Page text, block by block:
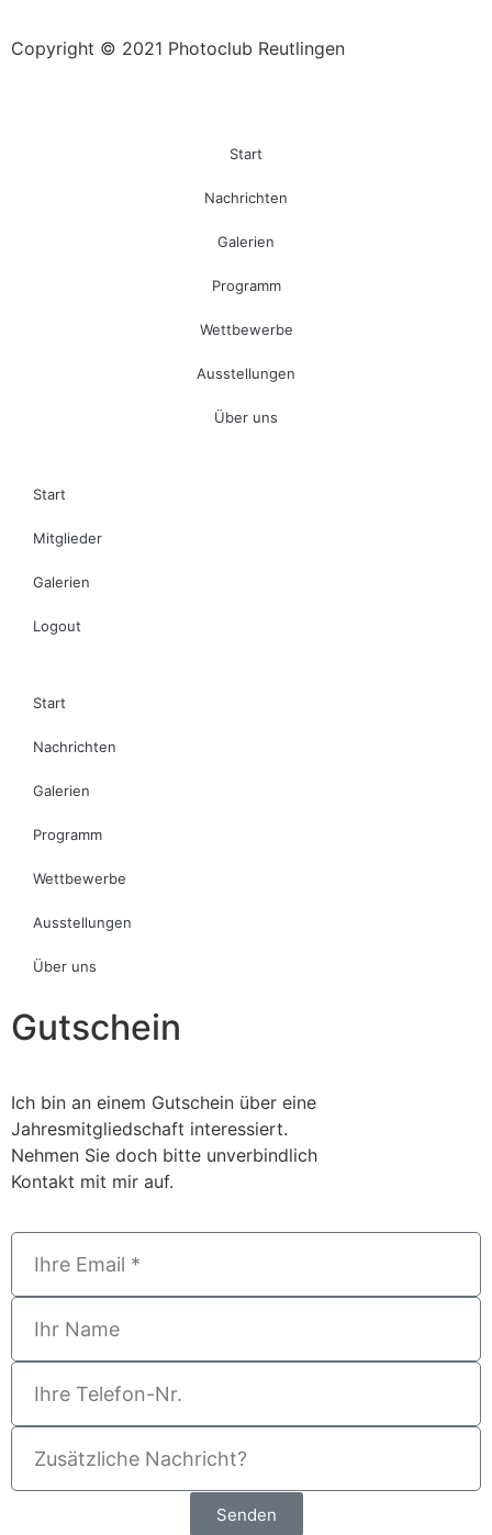
Copyright © 2021 Photoclub Reutlingen
Start
Nachrichten
Galerien
Programm
Wettbewerbe
Ausstellungen
Über uns
Start
Mitglieder
Galerien
Logout
Start
Nachrichten
Galerien
Programm
Wettbewerbe
Ausstellungen
Über uns
Gutschein
Ich bin an einem Gutschein über eine
Jahresmitgliedschaft interessiert.
Nehmen Sie doch bitte unverbindlich
Kontakt mit mir auf.
Senden